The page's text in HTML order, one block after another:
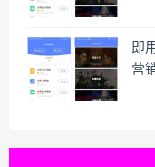
即
营